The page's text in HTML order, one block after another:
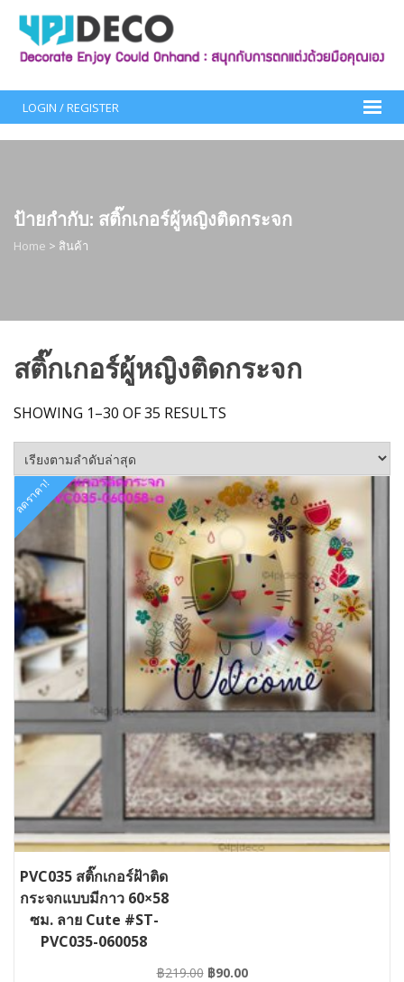
content
LOGIN / REGISTER
ป้ายกำกับ: สติ๊กเกอร์ผู้หญิงติดกระจก
Home > สินค้า
สติ๊กเกอร์ผู้หญิงติดกระจก
SHOWING 1–30 OF 35 RESULTS
ลดราคา!
PVC035 สติ๊กเกอร์ฝ้าติด
กระจกแบบมีกาว 60×58
ซม. ลาย Cute #ST-
PVC035-060058
฿219.00 Original
฿90.00Current